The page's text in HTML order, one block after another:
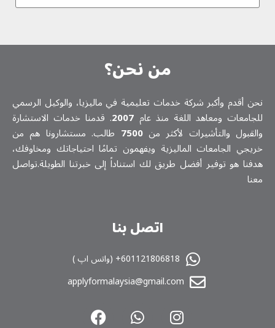
من نحن؟
نحن أقدم وأكبر شركة خدمات تعلیمیة في ماليزيا، والوكيل الرسمي
للجامعات ومعاهد اللغة منذ عام 2007. قدمنا خدمات الاستشارة
والقبول والتأشيرات لأكثر من7500 طالب. مستشارونا هم من
خريجي الجامعات الماليزية ويفهمون تمامًا احتياجاتك ومخاوفك،
هدفنا هو توفير أفضل طريق لك استناداً إلى خبرتنا الطويلة.تواصل
معنا
اتصل بنا
601121806818+ (واتس اپ )
applyformalaysia@gmail.com